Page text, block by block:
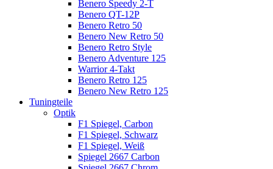
Benero Speedy 2-T
Benero QT-12P
Benero Retro 50
Benero New Retro 50
Benero Retro Style
Benero Adventure 125
Warrior 4-Takt
Benero Retro 125
Benero New Retro 125
Tuningteile
Optik
F1 Spiegel, Carbon
F1 Spiegel, Schwarz
F1 Spiegel, Weiß
Spiegel 2667 Carbon